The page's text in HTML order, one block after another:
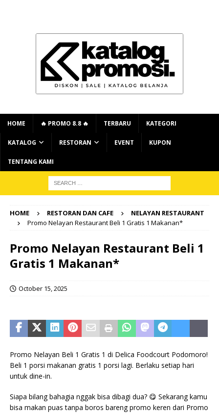
HOME 🔥 PROMO 8.8 🔥 TERBARU KATEGORI
KATALOG RESTORAN EVENT KUPON
TENTANG KAMI
HOME RESTORAN DAN CAFE
NELAYAN RESTAURANT
Promo Nelayan Restaurant Beli 1 Gratis 1 Makanan*
Promo Nelayan Restaurant Beli 1
Gratis 1 Makanan*
October 15, 2025
Promo Nelayan Beli 1 Gratis 1 di Delica Foodcourt Podomoro!
Beli 1 porsi makanan gratis 1 porsi lagi. Berlaku setiap hari
untuk dine-in.
Siapa bilang bahagia nggak bisa dibagi dua? 😋 Sekarang kamu
bisa makan puas tanpa boros bareng promo keren dari Promo